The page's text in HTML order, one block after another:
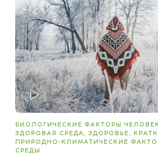
ЗАПУСТИТЬ
БИОЛОГИЧЕСКИЕ ФАКТОРЫ
ЗДОРОВАЯ СРЕДА, ЗДОРОВЬЕ,
ПРИРОДНО-КЛИМАТИЧЕСКИЕ
СРЕДЫ